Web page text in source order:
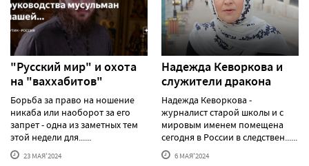
"Русский мир" и охота
на "ваххабитов"
Борьба за право на ношение
никаба или наоборот за его
запрет - одна из заметных тем
этой недели для......
23 МАЯ'2024
Надежда Кеворкова и
служители дракона
Надежда Кеворкова -
журналист старой школы и с
мировым именем помещена
сегодня в России в следствен......
6 МАЯ'2024